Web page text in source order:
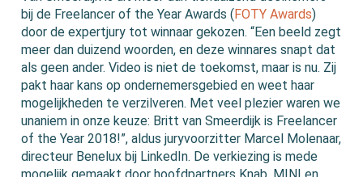
bij de Freelancer of the Year Awards (FOTY Awards)
door de expertjury tot winnaar gekozen. “Een beeld zegt
meer dan duizend woorden, en deze winnares snapt dat
als geen ander. Video is niet de toekomst, maar is nu. Zij
pakt haar kans op ondernemersgebied en weet haar
mogelijkheden te verzilveren. Met veel plezier waren we
unaniem in onze keuze: Britt van Smeerdijk is Freelancer
of the Year 2018!”, aldus juryvoorzitter Marcel Molenaar,
directeur Benelux bij LinkedIn. De verkiezing is mede